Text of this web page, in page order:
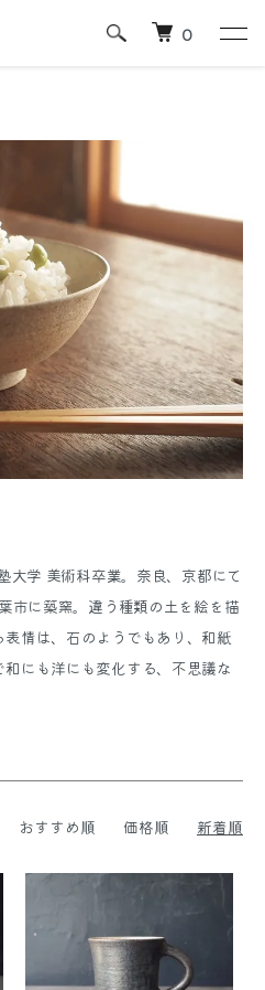
0
大学 美術科卒業。奈良、京都にて
市に築窯。違う種類の土を絵を描
情は、石のようでもあり、和紙
にも洋にも変化する、不思議な
おすすめ順 価格順 新着順